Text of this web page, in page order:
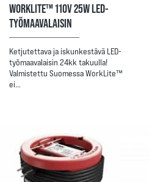
WORKLITE™ 110V 25W LED-
TYÖMAAVALAISIN
Ketjutettava ja iskunkestävä LED-
työmaavalaisin 24kk takuulla!
Valmistettu Suomessa WorkLite™
ei…